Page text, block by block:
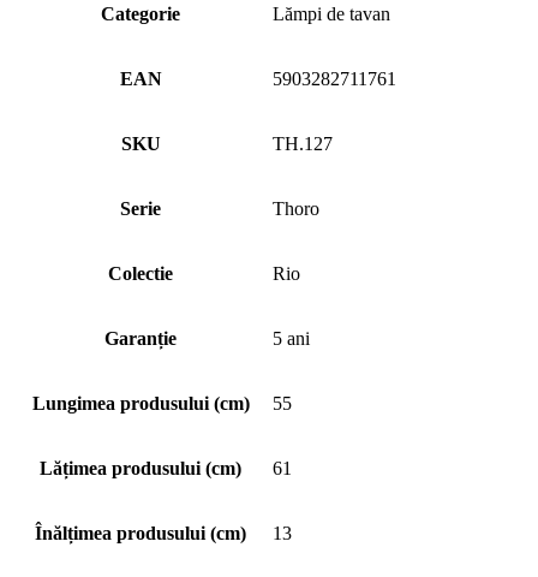
Categorie Lămpi de tavan
EAN 5903282711761
SKU TH.127
Serie Thoro
Colectie Rio
Garanție 5 ani
Lungimea produsului (cm) 55
Lățimea produsului (cm) 61
Înălțimea produsului (cm) 13